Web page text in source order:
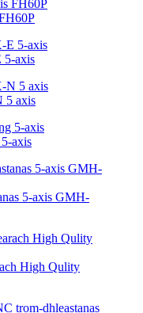
5-axis
5 axis
axis
5-axis GMH-
High Qulity